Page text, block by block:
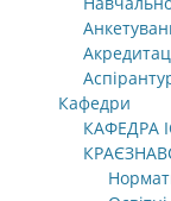
Кафедри
КАФЕДРА